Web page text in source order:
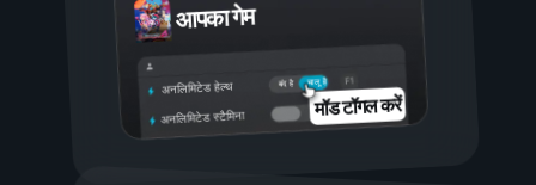
आपका गेम
चालू है
बंद है
अनलिमिटेड हेल्थ
अनलिमिटेड स्टैमिना मॉड टॉगल करें